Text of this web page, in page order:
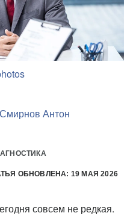
Смирнов Антон
ОБНОВЛЕНА: 19 МАЯ 2026
совсем не редкая.